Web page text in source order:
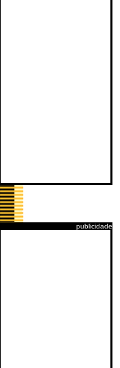
publicidade